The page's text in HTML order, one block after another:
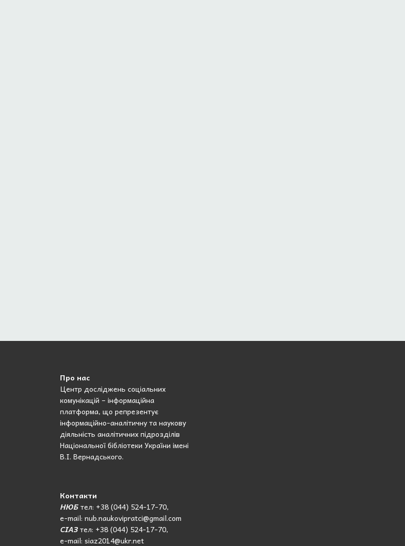
Про нас
Центр досліджень соціальних
комунікацій – інформаційна
платформа, що репрезентує
інформаційно-аналітичну та наукову
діяльність аналітичних підрозділів
Національної бібліотеки України імені
В.І. Вернадського.
Контакти
НЮБтел: +38 (044) 524-17-70,
e-mail: nub.naukovipratci@gmail.com
СІАЗтел: +38 (044) 524-17-70,
e-mail: siaz2014@ukr.net